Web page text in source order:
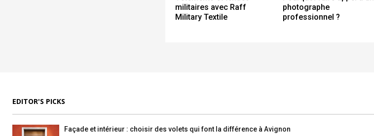
militaires avec Raff
Military Textile
photographe
professionnel ?
EDITOR'S PICKS
Façade et intérieur : choisir des volets qui font la différence à Avignon